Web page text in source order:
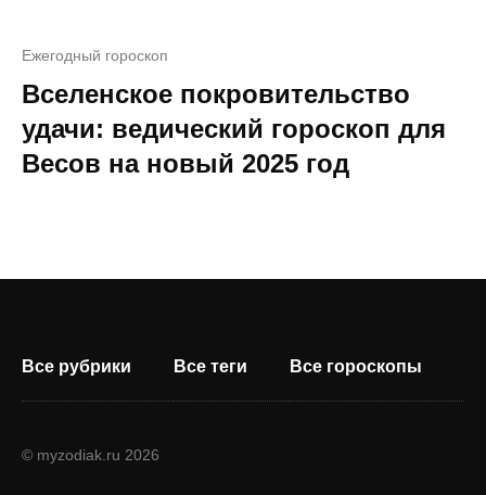
Ежегодный гороскоп
Вселенское покровительство
удачи: ведический гороскоп для
Весов на новый 2025 год
Все рубрики Все теги Все гороскопы
© myzodiak.ru 2026